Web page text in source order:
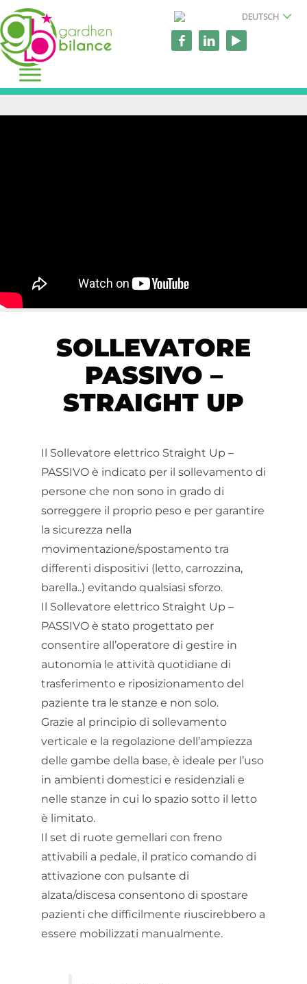
DEUTSCH
SOLLEVATORE
PASSIVO –
STRAIGHT UP
Il Sollevatore elettrico Straight Up –
PASSIVO è indicato per il sollevamento di
persone che non sono in grado di
sorreggere il proprio peso e per garantire
la sicurezza nella
movimentazione/spostamento tra
differenti dispositivi (letto, carrozzina,
barella..) evitando qualsiasi sforzo.
Il Sollevatore elettrico Straight Up –
PASSIVO è stato progettato per
consentire all’operatore di gestire in
autonomia le attività quotidiane di
trasferimento e riposizionamento del
paziente tra le stanze e non solo.
Grazie al principio di sollevamento
verticale e la regolazione dell’ampiezza
delle gambe della base, è ideale per l’uso
in ambienti domestici e residenziali e
nelle stanze in cui lo spazio sotto il letto
è limitato.
Il set di ruote gemellari con freno
attivabili a pedale, il pratico comando di
attivazione con pulsante di
alzata/discesa consentono di spostare
pazienti che difficilmente riuscirebbero a
essere mobilizzati manualmente.